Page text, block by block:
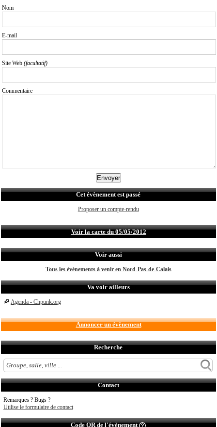
Nom
E-mail
Site Web (facultatif)
Commentaire
Cet évènement est passé
Proposer un compte-rendu
Voir la carte du 05/05/2012
Voir aussi
Tous les évènements à venir en Nord-Pas-de-Calais
Va voir ailleurs
Agenda - Chpunk.org
Annoncer un évènement
Recherche
Contact
Remarques ? Bugs ?
Utilise le formulaire de contact
Code QR de l'évènement